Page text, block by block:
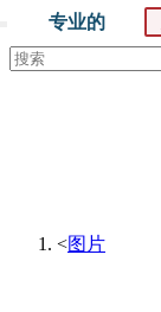
专业的
<图片